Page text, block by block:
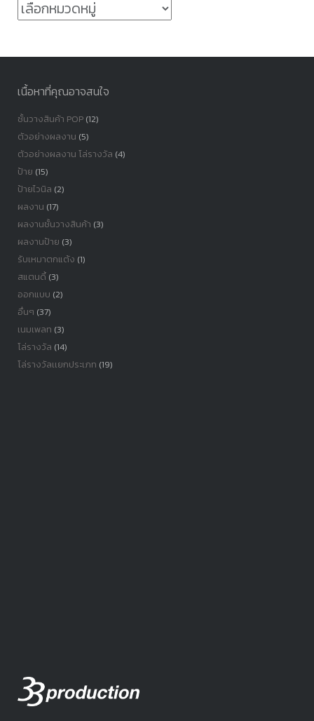
หมวด
เนื้อหาที่คุณอาจสนใจ
ชั้นวางสินค้า POP(12)
ตัวอย่างผลงาน (5)
ตัวอย่างผลงาน โล่รางวัล (4)
ป้าย (15)
ป้ายไวนิล (2)
ผลงาน (17)
ผลงานชั้นวางสินค้า (3)
ผลงานป้าย (3)
รับเหมาตกแต้ง (1)
สแตนดี้(3)
ออกแบบ (2)
อื่นๆ (37)
เนมเพลท (3)
โล่รางวัล (14)
โล่รางวัลเเยกประเภท (19)